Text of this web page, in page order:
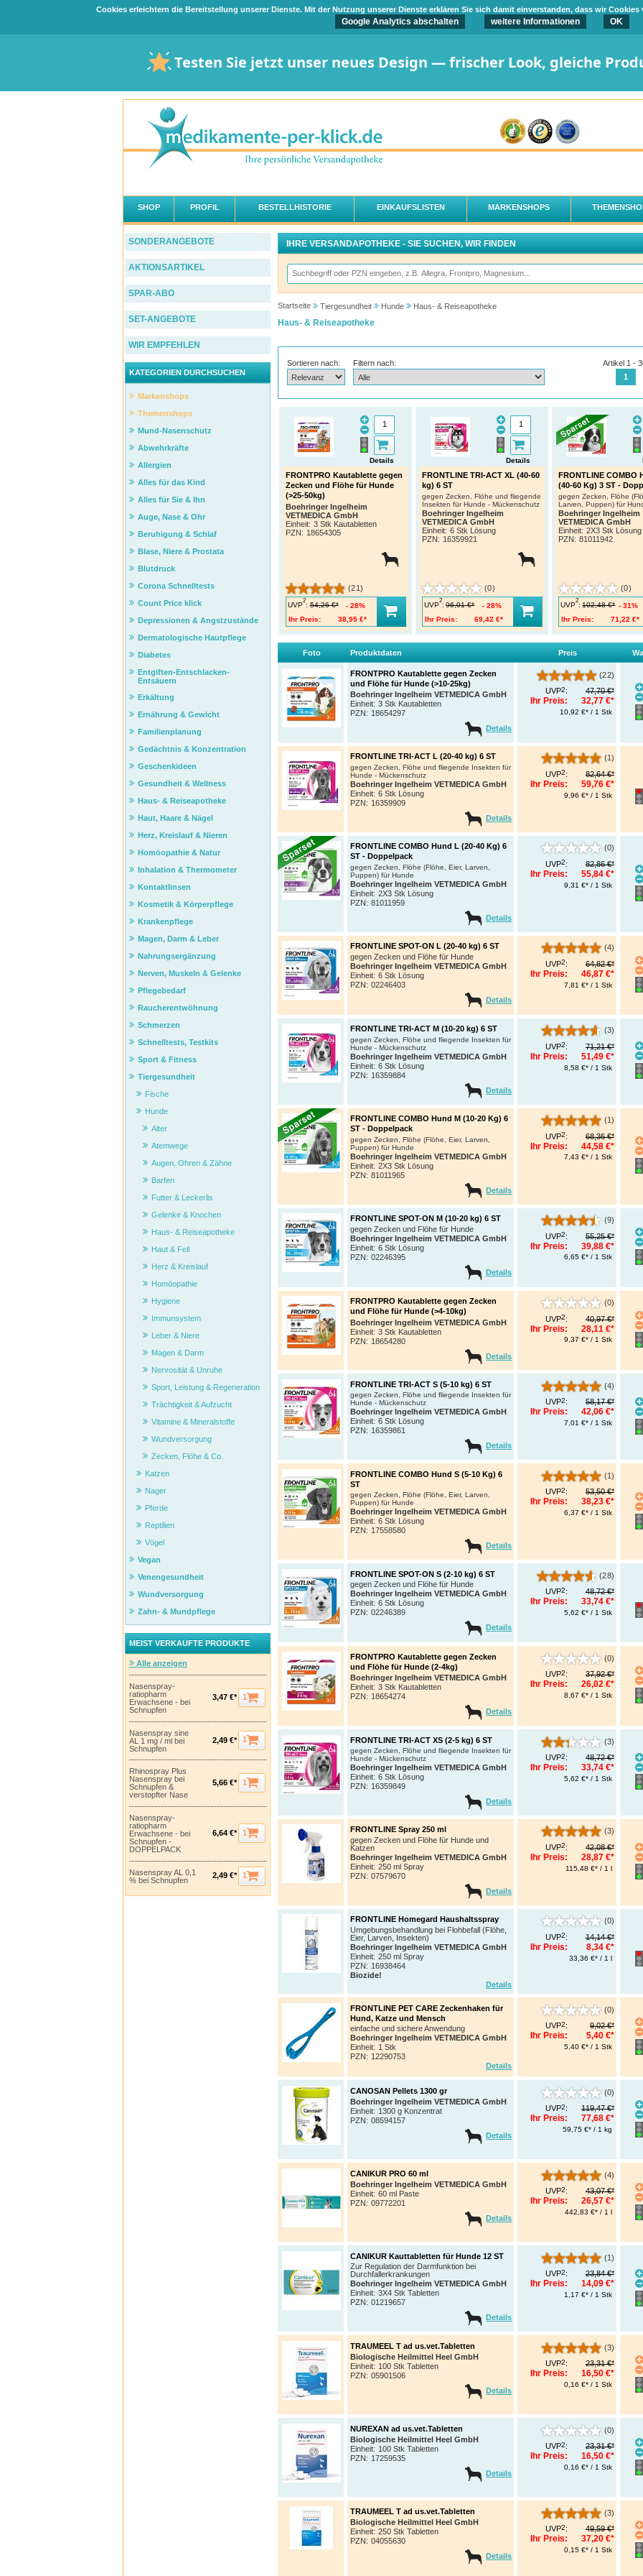
Cookies erleichtern die Bereitstellung unserer Dienste. Mit der Nutzung unserer Dienste erklären Sie sich damit einverstanden, dass wir
Google Analytics abschalten weitere Informationen OK
Testen Sie jetzt unser neues Design — frischer Look, gleiche
SHOP PROFIL BESTELLHISTORIE EINKAUFSLISTEN MARKENSHOPS
IHRE VERSANDAPOTHEKE - SIE SUCHEN, WIR FINDEN
Startseite Tiergesundheit Hunde Haus- & Reiseapotheke
Haus- & Reiseapotheke
Sortieren nach: Filtern nach:
Artikel 1 -
1
FRONTPRO Kautablette gegen
Zecken und Flöhe für Hunde
(>25-50kg)
Boehringer Ingelheim
VETMEDICA GmbH
Einheit: 3 Stk Kautabletten
PZN: 18654305
Details
(21)
UVP
2
: 54,26 €*
Ihr Preis:
38,95 €*
28%
FRONTLINE TRI-ACT XL (40-60
kg) 6 ST
gegen Zecken, Flöhe und fliegende
Insekten für Hunde - Mückenschutz
Boehringer Ingelheim
VETMEDICA GmbH
Einheit: 6 Stk Lösung
PZN: 16359921
Details
(0)
UVP
2
: 96,01 €*
Ihr Preis:
69,42 €*
28%
FRONTLINE COMBO
(40-60 Kg) 3 ST -
gegen Zecken, Flöhe
Larven, Puppen) für
Boehringer Ingelheim
VETMEDICA GmbH
Einheit: 2X3 Stk Lösung
PZN: 81011942
(0)
UVP
2
: 102,48 €*
Ihr Preis:
71,22 €*
31%
Foto Produktdaten Preis
FRONTPRO Kautablette gegen Zecken
und Flöhe für Hunde (>10-25kg)
Boehringer Ingelheim VETMEDICA GmbH
Einheit: 3 Stk Kautabletten
PZN: 18654297
Details
(22)
UVP2: 47,70 €*
Ihr Preis: 32,77 €*
10,92 €* / 1 Stk
FRONTLINE TRI-ACT L (20-40 kg) 6 ST
gegen Zecken, Flöhe und fliegende Insekten für
Hunde - Mückenschutz
Boehringer Ingelheim VETMEDICA GmbH
Einheit: 6 Stk Lösung
PZN: 16359909
Details
(1)
UVP2: 82,64 €*
Ihr Preis: 59,76 €*
9,96 €* / 1 Stk
FRONTLINE COMBO Hund L (20-40 Kg) 6
ST - Doppelpack
gegen Zecken, Flöhe (Flöhe, Eier, Larven,
Puppen) für Hunde
Boehringer Ingelheim VETMEDICA GmbH
Einheit: 2X3 Stk Lösung
PZN: 81011959
Details
(0)
UVP2: 82,86 €*
Ihr Preis: 55,84 €*
9,31 €* / 1 Stk
FRONTLINE SPOT-ON L (20-40 kg) 6 ST
gegen Zecken und Flöhe für Hunde
Boehringer Ingelheim VETMEDICA GmbH
Einheit: 6 Stk Lösung
PZN: 02246403
Details
(4)
UVP2: 64,82 €*
Ihr Preis: 46,87 €*
7,81 €* / 1 Stk
FRONTLINE TRI-ACT M (10-20 kg) 6 ST
gegen Zecken, Flöhe und fliegende Insekten für
Hunde - Mückenschutz
Boehringer Ingelheim VETMEDICA GmbH
Einheit: 6 Stk Lösung
PZN: 16359884
Details
(3)
UVP2: 71,21 €*
Ihr Preis: 51,49 €*
8,58 €* / 1 Stk
FRONTLINE COMBO Hund M (10-20 Kg) 6
ST - Doppelpack
gegen Zecken, Flöhe (Flöhe, Eier, Larven,
Puppen) für Hunde
Boehringer Ingelheim VETMEDICA GmbH
Einheit: 2X3 Stk Lösung
PZN: 81011965
Details
(1)
UVP2: 68,36 €*
Ihr Preis: 44,58 €*
7,43 €* / 1 Stk
FRONTLINE SPOT-ON M (10-20 kg) 6 ST
gegen Zecken und Flöhe für Hunde
Boehringer Ingelheim VETMEDICA GmbH
Einheit: 6 Stk Lösung
PZN: 02246395
Details
(9)
UVP2: 55,25 €*
Ihr Preis: 39,88 €*
6,65 €* / 1 Stk
FRONTPRO Kautablette gegen Zecken
und Flöhe für Hunde (>4-10kg)
Boehringer Ingelheim VETMEDICA GmbH
Einheit: 3 Stk Kautabletten
PZN: 18654280
Details
(0)
UVP2: 40,97 €*
Ihr Preis: 28,11 €*
9,37 €* / 1 Stk
FRONTLINE TRI-ACT S (5-10 kg) 6 ST
gegen Zecken, Flöhe und fliegende Insekten für
Hunde - Mückenschutz
Boehringer Ingelheim VETMEDICA GmbH
Einheit: 6 Stk Lösung
PZN: 16359861
Details
(4)
UVP2: 58,17 €*
Ihr Preis: 42,06 €*
7,01 €* / 1 Stk
FRONTLINE COMBO Hund S (5-10 Kg) 6
ST
gegen Zecken, Flöhe (Flöhe, Eier, Larven,
Puppen) für Hunde
Boehringer Ingelheim VETMEDICA GmbH
Einheit: 6 Stk Lösung
PZN : 17558580
Details
(1)
UVP2: 53,50 €*
Ihr Preis: 38,23 €*
6,37 €* / 1 Stk
FRONTLINE SPOT-ON S (2-10 kg) 6 ST
gegen Zecken und Flöhe für Hunde
Boehringer Ingelheim VETMEDICA GmbH
Einheit: 6 Stk Lösung
PZN : 02246389
Details
(28)
UVP2: 48,72 €*
Ihr Preis: 33,74 €*
5,62 €* / 1 Stk
FRONTPRO Kautablette gegen Zecken
und Flöhe für Hunde (2-4kg)
Boehringer Ingelheim VETMEDICA GmbH
Einheit: 3 Stk Kautabletten
PZN: 18654274
Details
(0)
UVP2: 37,92 €*
Ihr Preis: 26,02 €*
8,67 €* / 1 Stk
FRONTLINE TRI-ACT XS (2-5 kg) 6 ST
gegen Zecken, Flöhe und fliegende Insekten für
Hunde - Mückenschutz
Boehringer Ingelheim VETMEDICA GmbH
Einheit: 6 Stk Lösung
PZN: 16359849
Details
(3)
UVP2: 48,72 €*
Ihr Preis: 33,74 €*
5,62 €* / 1 Stk
FRONTLINE Spray 250 ml
gegen Zecken und Flöhe für Hunde und
Katzen
Boehringer Ingelheim VETMEDICA GmbH
Einheit: 250 ml Spray
PZN: 07579670
Details
(3)
UVP2: 42,08 €*
Ihr Preis: 28,87 €*
115,48 €* / 1 l
FRONTLINE Homegard Haushaltsspray
Umgebungsbehandlung bei Flohbefall (Flöhe,
Eier, Larven, Insekten)
Boehringer Ingelheim VETMEDICA GmbH
Einheit: 250 ml Spray
PZN: 16938464
Biozide!
Details
(0)
UVP2: 14,14 €*
Ihr Preis: 8,34 €*
33,36 €* / 1 l
FRONTLINE PET CARE Zeckenhaken für
Hund, Katze und Mensch
einfache und sichere Anwendung
Boehringer Ingelheim VETMEDICA GmbH
Einheit: 1 Stk
PZN : 12290753
Details
(0)
UVP2: 9,02 €*
Ihr Preis: 5,40 €*
5,40 €* / 1 Stk
CANOSAN Pellets 1300 gr
Boehringer Ingelheim VETMEDICA GmbH
Einheit: 1300 g Konzentrat
PZN : 08594157
Details
(0)
UVP2: 119,47 €*
Ihr Preis: 77,68 €*
59,75 €* / 1 kg
CANIKUR PRO 60 ml
Boehringer Ingelheim VETMEDICA GmbH
Einheit: 60 ml Paste
PZN : 09772201
Details
(4)
UVP2: 43,07 €*
Ihr Preis: 26,57 €*
442,83 €* / 1 l
CANIKUR Kauttabletten für Hunde 12 ST
Zur Regulation der Darmfunktion bei
Durchfallerkrankungen
Boehringer Ingelheim VETMEDICA GmbH
Einheit: 3X4 Stk Tabletten
PZN : 01219657
Details
(1)
UVP2: 23,84 €*
Ihr Preis: 14,09 €*
1,17 €* / 1 Stk
TRAUMEEL T ad us.vet.Tabletten
Biologische Heilmittel Heel GmbH
Einheit: 100 Stk Tabletten
PZN: 05901506
Details
(3)
UVP2: 23,31 €*
Ihr Preis: 16,50 €*
0,16 €* / 1 Stk
NUREXAN ad us.vet.Tabletten
Biologische Heilmittel Heel GmbH
Einheit: 100 Stk Tabletten
PZN: 17259535
Details
(0)
UVP2: 23,31 €*
Ihr Preis: 16,50 €*
0,16 €* / 1 Stk
TRAUMEEL T ad us.vet.Tabletten
Biologische Heilmittel Heel GmbH
Einheit: 250 Stk Tabletten
PZN: 04055630
Details
(3)
UVP2: 49,59 €*
Ihr Preis: 37,20 €*
0,15 €* / 1 Stk
SONDERANGEBOTE
AKTIONSARTIKEL
SPAR-ABO
SET-ANGEBOTE
WIR EMPFEHLEN
KATEGORIEN DURCHSUCHEN
Markenshops
Themenshops
Mund-Nasenschutz
Abwehrkräfte
Allergien
Alles für das Kind
Alles für Sie & Ihn
Auge, Nase & Ohr
Beruhigung & Schlaf
Blase, Niere & Prostata
Blutdruck
Corona Schnelltests
Count Price klick
Depressionen & Angstzustände
Dermatologische Hautpflege
Diabetes
Entgiften-Entschlacken-
Entsäuern
Erkältung
Ernährung & Gewicht
Familienplanung
Gedächtnis & Konzentration
Geschenkideen
Gesundheit & Wellness
Haus- & Reiseapotheke
Haut, Haare & Nägel
Herz, Kreislauf & Nieren
Homöopathie & Natur
Inhalation & Thermometer
Kontaktlinsen
Kosmetik & Körperpflege
Krankenpflege
Magen, Darm & Leber
Nahrungsergänzung
Nerven, Muskeln & Gelenke
Pflegebedarf
Raucherentwöhnung
Schmerzen
Schnelltests, Testkits
Sport & Fitness
Tiergesundheit
Fische
Hunde
Alter
Atemwege
Augen, Ohren & Zähne
Barfen
Futter & Leckerlis
Gelenke & Knochen
Haus- & Reiseapotheke
Haut & Fell
Herz & Kreislauf
Homöopathie
Hygiene
Immunsystem
Leber & Niere
Magen & Darm
Nervosität & Unruhe
Sport, Leistung & Regeneration
Trächtigkeit & Aufzucht
Vitamine & Mineralstoffe
Wundversorgung
Zecken, Flöhe & Co.
Katzen
Nager
Pferde
Reptilien
Vögel
Vegan
Venengesundheit
Wundversorgung
Zahn- & Mundpflege
MEIST VERKAUFTE PRODUKTE
Alle anzeigen
Nasenspray-
ratiopharm
Erwachsene - bei
Schnupfen
3,47 €* 1
Nasenspray sine
AL 1 mg / ml bei
Schnupfen
2,49 €* 1
Rhinospray Plus
Nasenspray bei
Schnupfen &
verstopfter Nase
5,66 €* 1
Nasenspray-
ratiopharm
Erwachsene - bei
Schnupfen -
DOPPELPACK
6,64 €* 1
Nasenspray AL 0,1
% bei Schnupfen
2,49 €* 1